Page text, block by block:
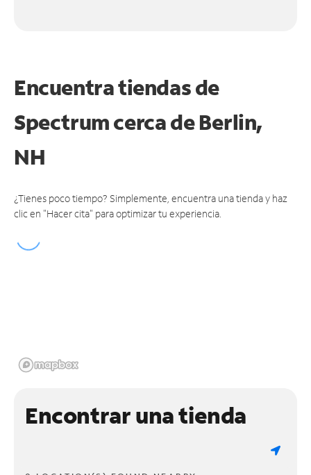
Encuentra tiendas de
Spectrum cerca deBerlin,
NH
¿Tienes poco tiempo? Simplemente, encuentra una tienda y haz
clic en "Hacer cita" para optimizar tu experiencia.
Encontrar una tienda